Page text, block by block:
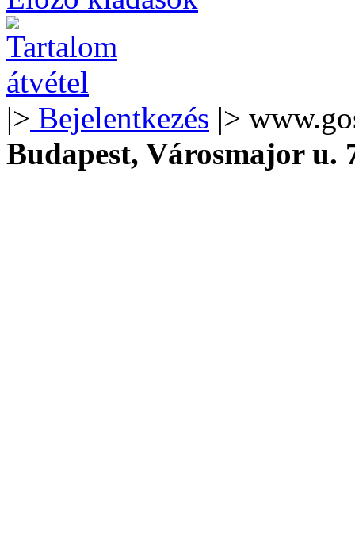
|> Bejelentkezés |>
Budapest, Városmajor u.